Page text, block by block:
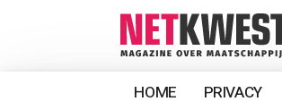
HOME PRIVACY